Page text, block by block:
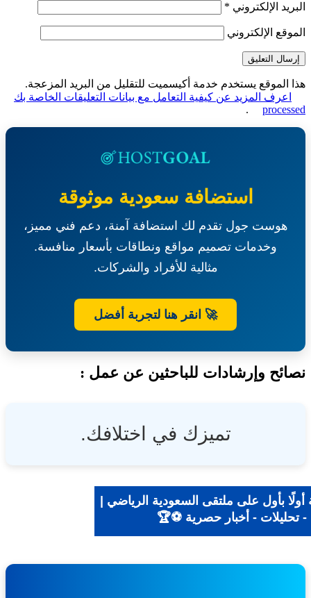
الإلكتروني *
الإلكتروني
يستخدم خدمة أكيسميت للتقليل من البريد المزعجة.
المزيد عن كيفية التعامل مع بيانات التعليقات الخاصة بك
.
استضافة سعودية موثوقة
هوست جول تقدم لك استضافة آمنة، دعم فني مميز،
وخدمات تصميم مواقع ونطاقات بأسعار منافسة.
مثالية للأفراد والشركات.
🚀 انقر هنا لتجربة أفضل
وإرشادات للباحثين عن عمل :
تميزك في اختلافك.
بأول على ملتقى السعودية الرياضي |
تحليلات - أخبار حصرية ⚽🏆